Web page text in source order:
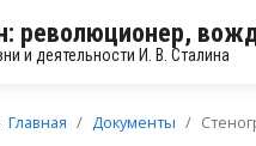
революционер,
и деятельности И. В. Сталина
Главная Документы